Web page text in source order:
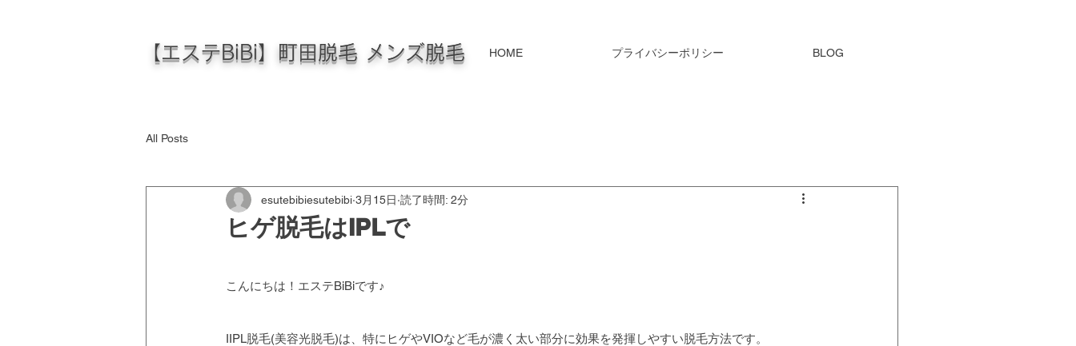
【エステBiBi】町田脱毛 メンズ脱毛 HOME プライバシーポリシー BLOG
All Posts
ヒゲ脱毛はIPLで
esutebibiesutebibi 3月15日 読了時間: 2分
こんにちは！エステBiBiです♪
IIPL脱毛(美容光脱毛)は、特にヒゲやVIOなど毛が濃く太い部分に効果を発揮しやすい脱毛方法です。